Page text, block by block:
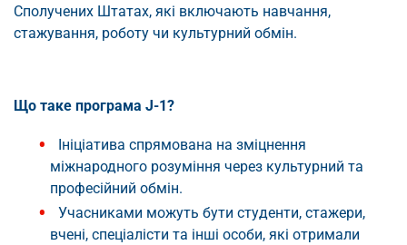
Сполучених Штатах, які включають навчання,
стажування, роботу чи культурний обмін.
Що таке програма J-1?
Ініціатива спрямована на зміцнення
міжнародного розуміння через культурний та
професійний обмін.
Учасниками можуть бути студенти, стажери,
вчені, спеціалісти та інші особи, які отримали